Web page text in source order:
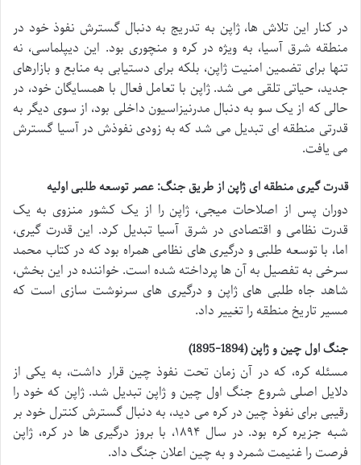
در کنار این تلاش ها، ژاپن به تدریج به دنبال گسترش نفوذ خود در
منطقه شرق آسیا، به ویژه در کره و منچوری بود. این دیپلماسی، نه
تنها برای تضمین امنیت ژاپن، بلکه برای دستیابی به منابع و بازارهای
جدید، حیاتی تلقی می شد. ژاپن با تعامل فعال با همسایگان خود، در
حالی که از یک سو به دنبال مدرنیزاسیون داخلی بود، از سوی دیگر به
قدرتی منطقه ای تبدیل می شد که به زودی نفوذش در آسیا گسترش
می یافت.
قدرت گیری منطقه ای ژاپن از طریق جنگ: عصر توسعه طلبی اولیه
دوران پس از اصلاحات میجی، ژاپن را از یک کشور منزوی به یک
قدرت نظامی و اقتصادی در شرق آسیا تبدیل کرد. این قدرت گیری،
اما، با توسعه طلبی و درگیری های نظامی همراه بود که در کتاب محمد
سرخی به تفصیل به آن ها پرداخته شده است. خواننده در این بخش،
شاهد جاه طلبی های ژاپن و درگیری های سرنوشت سازی است که
مسیر تاریخ منطقه را تغییر داد.
جنگ اول چین و ژاپن (1894-1895)
مسئله کره، که در آن زمان تحت نفوذ چین قرار داشت، به یکی از
دلایل اصلی شروع جنگ اول چین و ژاپن تبدیل شد. ژاپن که خود را
رقیبی برای نفوذ چین در کره می دید، به دنبال گسترش کنترل خود بر
شبه جزیره کره بود. در سال ۱۸۹۴، با بروز درگیری ها در کره، ژاپن
فرصت را غنیمت شمرد و به چین اعلان جنگ داد.